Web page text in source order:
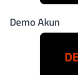
Demo Akun